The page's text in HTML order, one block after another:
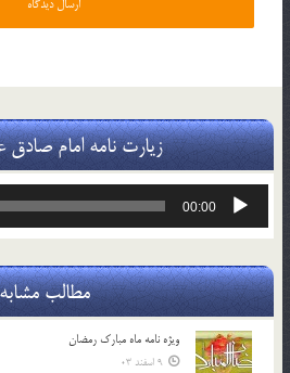
زیارت نامه امام صادق
پخش‌کننده
00:00
مطالب مشابه
ویژه نامه ماه مبارک رمضان
9 اسفند 03